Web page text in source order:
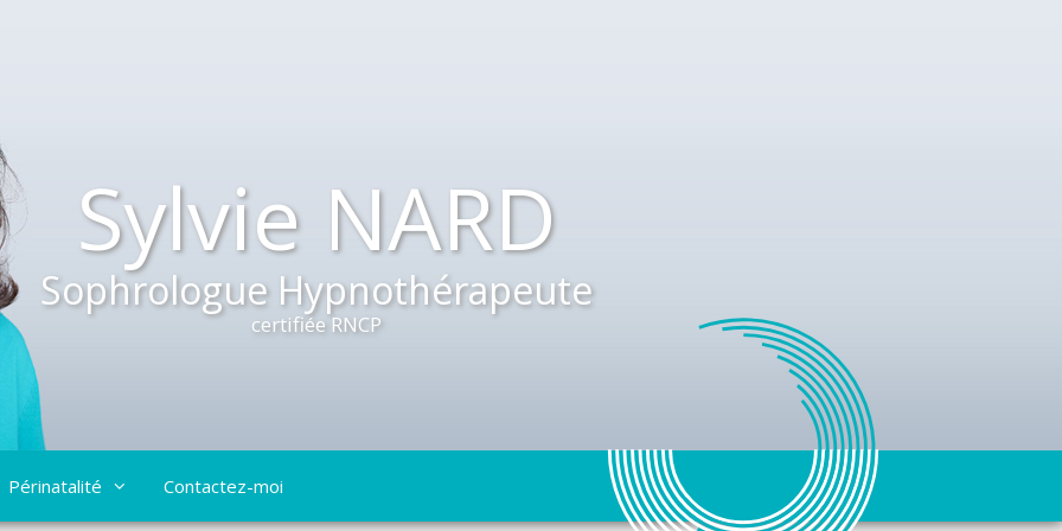
Sylvie NARD
Sophrologue Hypnothérapeute
certifiée RNCP
Périnatalité Contactez-moi